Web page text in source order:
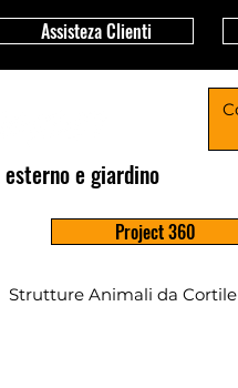
Assisteza Clienti
esterno e giardino
Project 360
Strutture Animali da Cortile